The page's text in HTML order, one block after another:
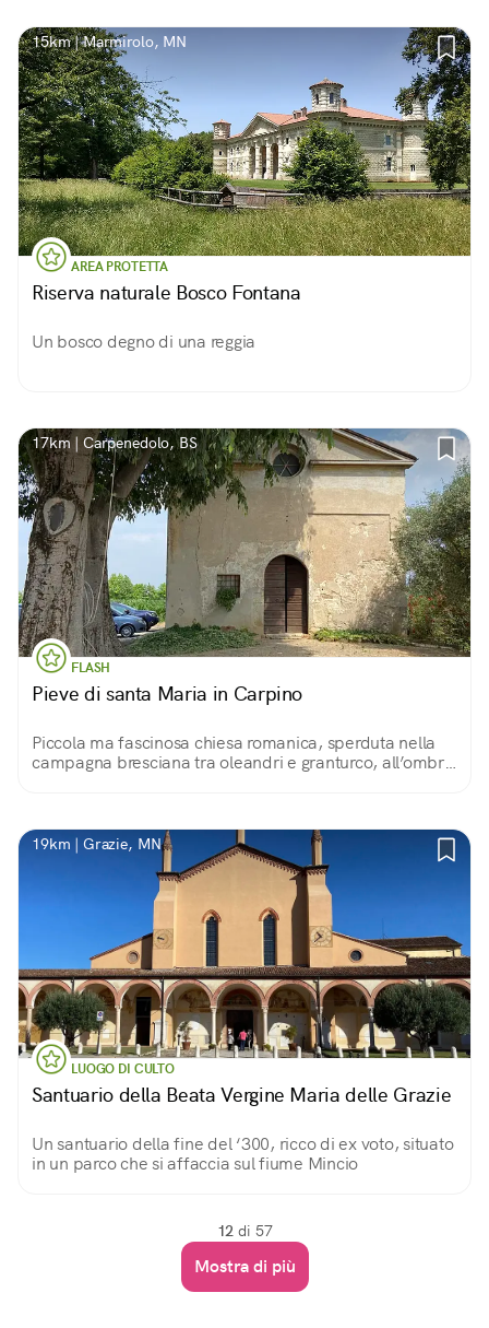
15km | Marmirolo, MN
AREA PROTETTA
Riserva naturale Bosco Fontana
Un bosco degno di una reggia
17km | Carpenedolo, BS
FLASH
Pieve di santa Maria in Carpino
Piccola ma fascinosa chiesa romanica, sperduta nella
campagna bresciana tra oleandri e granturco, all’ombra
19km | Grazie, MN
LUOGO DI CULTO
Santuario della Beata Vergine Maria delle Grazie
Un santuario della fine del ‘300, ricco di ex voto, situato
in un parco che si affaccia sul fiume Mincio
12 di 57
Mostra di più